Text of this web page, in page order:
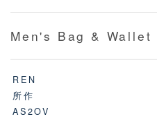
Men's Bag & Wallet
REN
所作
AS2OV